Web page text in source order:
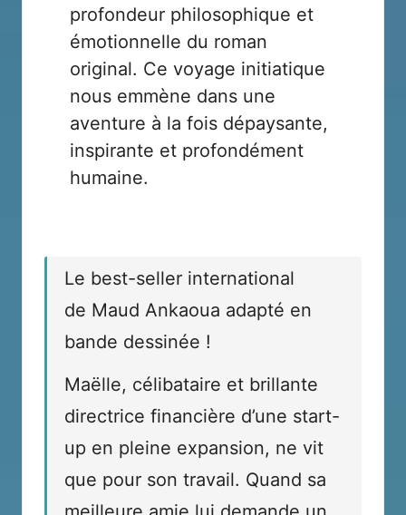
profondeur philosophique et
émotionnelle du roman
original. Ce voyage initiatique
nous emmène dans une
aventure à la fois dépaysante,
inspirante et profondément
humaine.
Le best-seller international
de Maud Ankaoua adapté en
bande dessinée !
Maëlle, célibataire et brillante
directrice financière d’une start-
up en pleine expansion, ne vit
que pour son travail. Quand sa